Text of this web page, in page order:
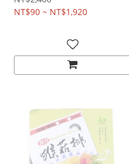
NT$90 ~ NT$1,920